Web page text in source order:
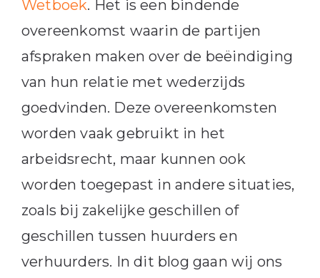
Wetboek. Het is een bindende
overeenkomst waarin de partijen
afspraken maken over de beëindiging
van hun relatie met wederzijds
goedvinden. Deze overeenkomsten
worden vaak gebruikt in het
arbeidsrecht, maar kunnen ook
worden toegepast in andere situaties,
zoals bij zakelijke geschillen of
geschillen tussen huurders en
verhuurders. In dit blog gaan wij ons